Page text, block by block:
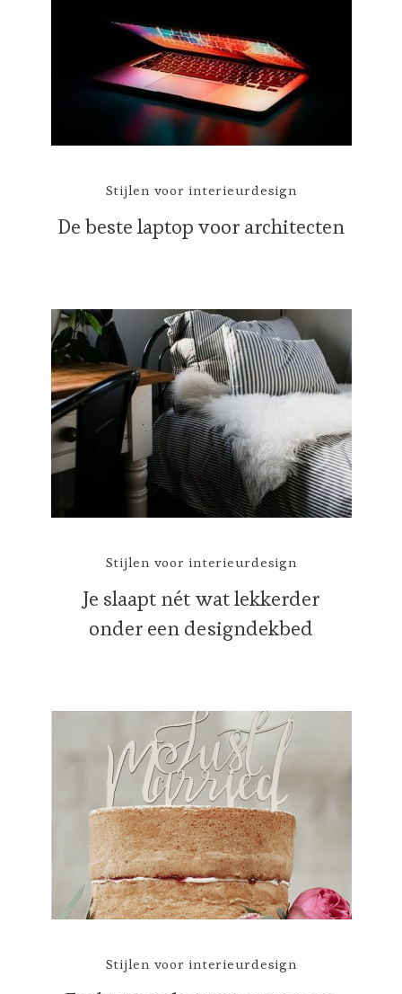
Stijlen voor interieurdesign
De beste laptop voor architecten
Stijlen voor interieurdesign
Je slaapt nét wat lekkerder
onder een designdekbed
Stijlen voor interieurdesign